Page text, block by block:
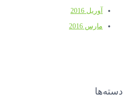
آوریل 2016
مارس 2016
دسته‌ها